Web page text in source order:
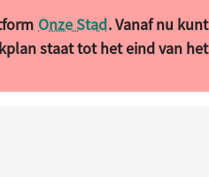
Onze Stad. Vanaf nu
staat tot het eind van